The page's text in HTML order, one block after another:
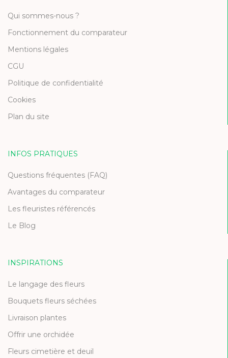
Qui sommes-nous ?
Fonctionnement du comparateur
Mentions légales
CGU
Politique de confidentialité
Cookies
Plan du site
INFOS PRATIQUES
Questions fréquentes (FAQ)
Avantages du comparateur
Les fleuristes référencés
Le Blog
INSPIRATIONS
Le langage des fleurs
Bouquets fleurs séchées
Livraison plantes
Offrir une orchidée
Fleurs cimetière et deuil